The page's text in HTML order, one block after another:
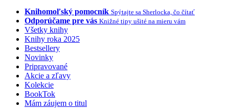
Knihomoľský pomocník Spýtajte sa Sherlocka, čo čítať
Odporúčame pre vás Knižné tipy ušité na mieru vám
Všetky knihy
Knihy roka 2025
Bestsellery
Novinky
Pripravované
Akcie a zľavy
Kolekcie
BookTok
Mám záujem o titul